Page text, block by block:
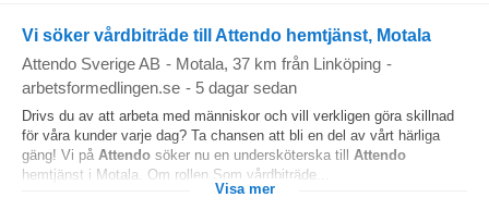
Vi söker vårdbiträde till Attendo hemtjänst, Motala
Attendo Sverige AB - Motala, 37 km från Linköping -
arbetsformedlingen.se - 5 dagar sedan
Drivs du av att arbeta med människor och vill verkligen göra skillnad
för våra kunder varje dag? Ta chansen att bli en del av vårt härliga
gäng! Vi på Attendo söker nu en undersköterska till Attendo
hemtjänst i Motala. Om rollen Som vårdbiträde...
Visa mer